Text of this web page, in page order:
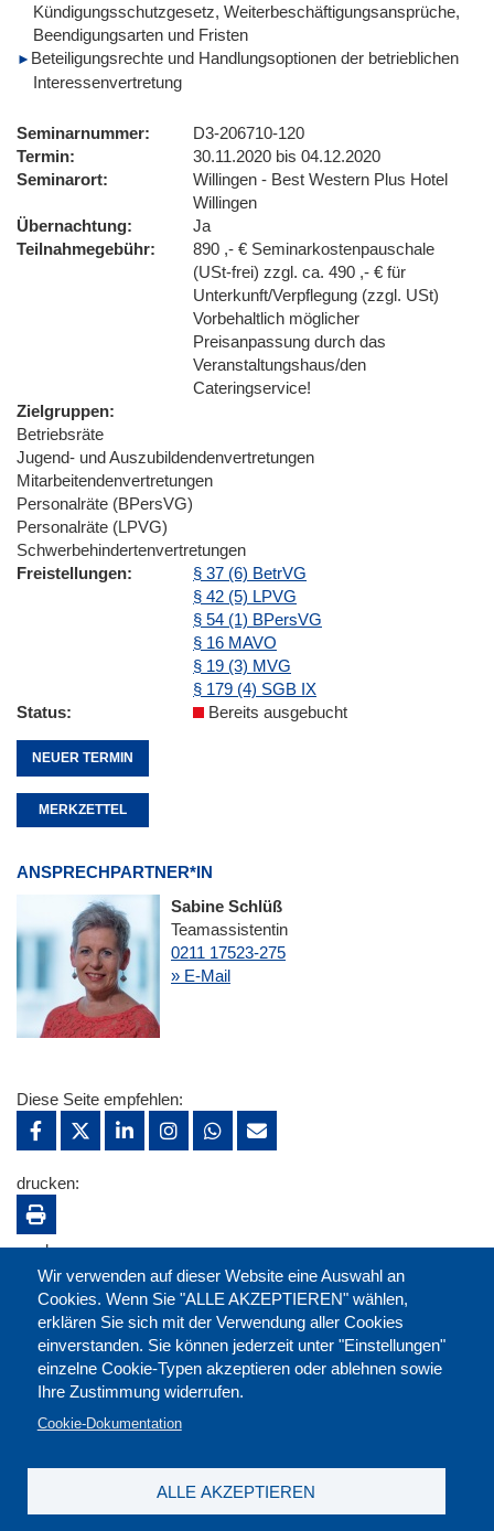
Kündigungsschutzgesetz, Weiterbeschäftigungsansprüche,
Beendigungsarten und Fristen
Beteiligungsrechte und Handlungsoptionen der betrieblichen
Interessenvertretung
Seminarnummer
D3-206710-120
Termin
30.11.2020 bis 04.12.2020
Seminarort
Willingen - Best Western Plus Hotel
Willingen
Übernachtung
Ja
Teilnahmegebühr
890 ,- € Seminarkostenpauschale
(USt-frei) zzgl. ca. 490 ,- € für
Unterkunft/Verpflegung (zzgl. USt)
Vorbehaltlich möglicher
Preisanpassung durch das
Veranstaltungshaus/den
Cateringservice!
Zielgruppen
Betriebsräte
Jugend- und Auszubildendenvertretungen
Mitarbeitendenvertretungen
Personalräte (BPersVG)
Personalräte (LPVG)
Schwerbehindertenvertretungen
Freistellungen
§ 37 (6) BetrVG
§ 42 (5) LPVG
§ 54 (1) BPersVG
§ 16 MAVO
§ 19 (3) MVG
§ 179 (4) SGB IX
Status
Bereits ausgebucht
NEUER TERMIN
MERKZETTEL
ANSPRECHPARTNER*IN
Sabine Schlüß
Teamassistentin
0211 17523-275
» E-Mail
Wir verwenden auf dieser Website eine Auswahl an
Cookies. Wenn Sie "ALLE AKZEPTIEREN" wählen,
erklären Sie sich mit der Verwendung aller Cookies
einverstanden. Sie können jederzeit unter "Einstellungen"
einzelne Cookie-Typen akzeptieren oder ablehnen sowie
Ihre Zustimmung widerrufen.
Cookie-Dokumentation
ALLE AKZEPTIEREN
Diese Seite empfehlen:
drucken:
merken: